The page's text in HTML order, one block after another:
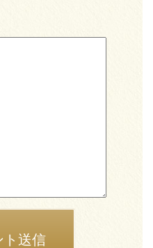
ト送信